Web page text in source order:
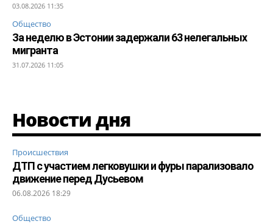
03.08.2026 11:35
Общество
За неделю в Эстонии задержали 63 нелегальных
мигранта
31.07.2026 11:05
Новости дня
Происшествия
ДТП с участием легковушки и фуры парализовало
движение перед Дусьевом
06.08.2026 18:29
Общество